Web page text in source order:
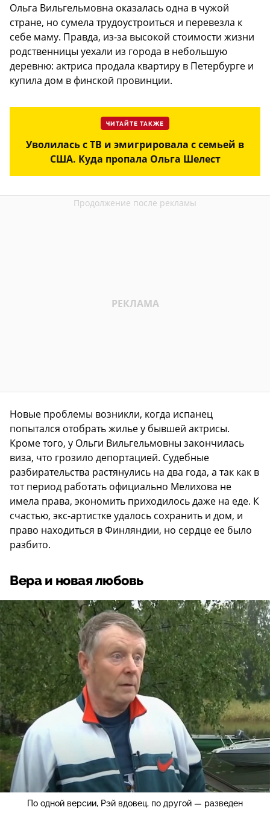
Ольга Вильгельмовна оказалась одна в чужой
стране, но сумела трудоустроиться и перевезла к
себе маму. Правда, из-за высокой стоимости жизни
родственницы уехали из города в небольшую
деревню: актриса продала квартиру в Петербурге и
купила дом в финской провинции.
ЧИТАЙТЕ ТАКЖЕ
Уволилась с ТВ и эмигрировала с семьей в
США. Куда пропала Ольга Шелест
Новые проблемы возникли, когда испанец
попытался отобрать жилье у бывшей актрисы.
Кроме того, у Ольги Вильгельмовны закончилась
виза, что грозило депортацией. Судебные
разбирательства растянулись на два года, а так как в
тот период работать официально Мелихова не
имела права, экономить приходилось даже на еде. К
счастью, экс-артистке удалось сохранить и дом, и
право находиться в Финляндии, но сердце ее было
разбито.
Вера и новая любовь
По одной версии, Рэй вдовец, по другой — разведен